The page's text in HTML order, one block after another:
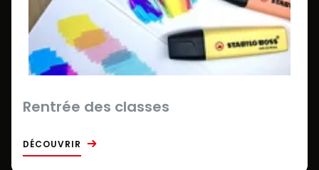
Rentrée des classes
DÉCOUVRIR